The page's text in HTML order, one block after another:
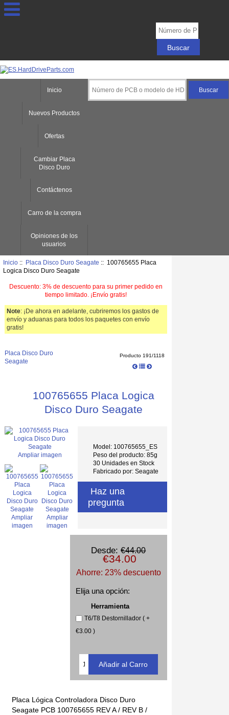
Inicio
Nuevos Productos
Ofertas
Cambiar Placa
Disco Duro
Contáctenos
Carro de la compra
Opiniones de los
usuarios
Inicio:: Placa Disco Duro Seagate :: 100765655 Placa
Logica Disco Duro Seagate
Descuento: 3% de descuento para su primer pedido en
tiempo limitado. ¡Envío gratis!
Note: ¡De ahora en adelante, cubriremos los gastos de
envío y aduanas para todos los paquetes con envío
gratis!
Placa Disco Duro
Seagate
Producto 191/1118
100765655 Placa Logica
Disco Duro Seagate
Ampliar imagen
Ampliar
imagen
Ampliar
imagen
Model: 100765655_ES
Peso del producto: 85g
30 Unidades en Stock
Fabricado por: Seagate
Haz una
pregunta
Desde:€44.00
€34.00
Ahorre: 23% descuento
Elija una opción:
Herramienta
T6/T8 Destornillador ( +
€3.00 )
Placa Lógica Controladora Disco Duro
Seagate PCB 100765655 REV A / REV B /